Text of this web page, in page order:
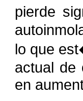
pierde
lo que
actual de
en